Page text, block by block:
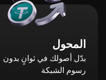
المحول
بدّل أصولك في ثوانٍ بدون
رسوم الشبكة